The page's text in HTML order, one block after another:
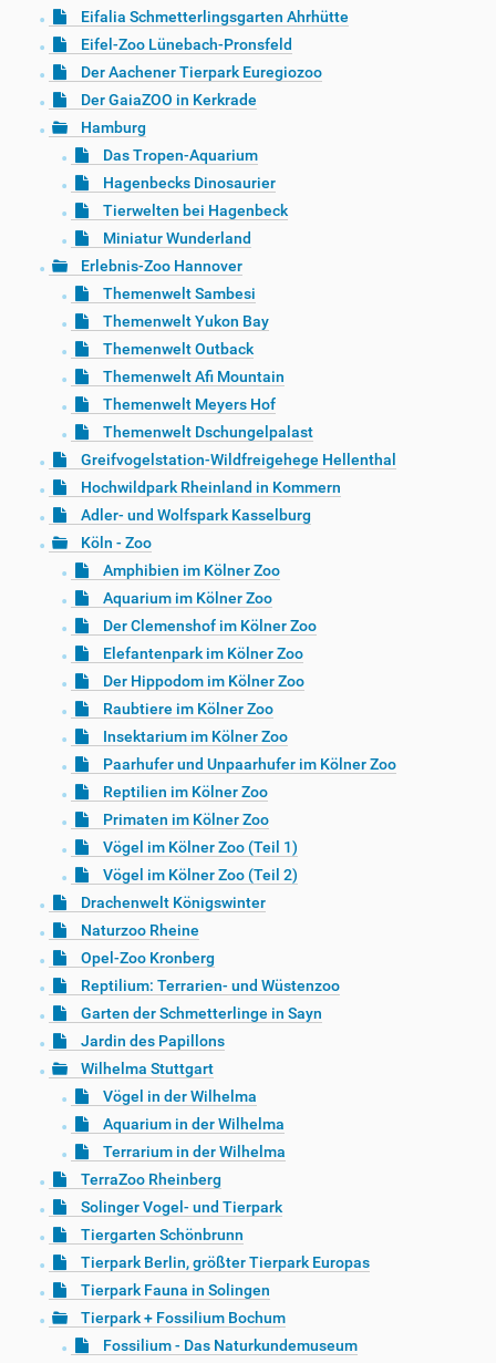
Eifalia Schmetterlingsgarten Ahrhütte
Eifel-Zoo Lünebach-Pronsfeld
Der Aachener Tierpark Euregiozoo
Der GaiaZOO in Kerkrade
Hamburg
Das Tropen-Aquarium
Hagenbecks Dinosaurier
Tierwelten bei Hagenbeck
Miniatur Wunderland
Erlebnis-Zoo Hannover
Themenwelt Sambesi
Themenwelt Yukon Bay
Themenwelt Outback
Themenwelt Afi Mountain
Themenwelt Meyers Hof
Themenwelt Dschungelpalast
Greifvogelstation-Wildfreigehege Hellenthal
Hochwildpark Rheinland in Kommern
Adler- und Wolfspark Kasselburg
Köln - Zoo
Amphibien im Kölner Zoo
Aquarium im Kölner Zoo
Der Clemenshof im Kölner Zoo
Elefantenpark im Kölner Zoo
Der Hippodom im Kölner Zoo
Raubtiere im Kölner Zoo
Insektarium im Kölner Zoo
Paarhufer und Unpaarhufer im Kölner Zoo
Reptilien im Kölner Zoo
Primaten im Kölner Zoo
Vögel im Kölner Zoo (Teil 1)
Vögel im Kölner Zoo (Teil 2)
Drachenwelt Königswinter
Naturzoo Rheine
Opel-Zoo Kronberg
Reptilium: Terrarien- und Wüstenzoo
Garten der Schmetterlinge in Sayn
Jardin des Papillons
Wilhelma Stuttgart
Vögel in der Wilhelma
Aquarium in der Wilhelma
Terrarium in der Wilhelma
TerraZoo Rheinberg
Solinger Vogel- und Tierpark
Tiergarten Schönbrunn
Tierpark Berlin, größter Tierpark Europas
Tierpark Fauna in Solingen
Tierpark + Fossilium Bochum
Fossilium - Das Naturkundemuseum